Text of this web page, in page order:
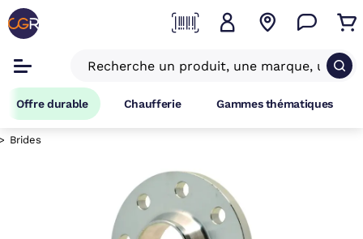
Offre durable Chaufferie Gammes thématiques
Brides